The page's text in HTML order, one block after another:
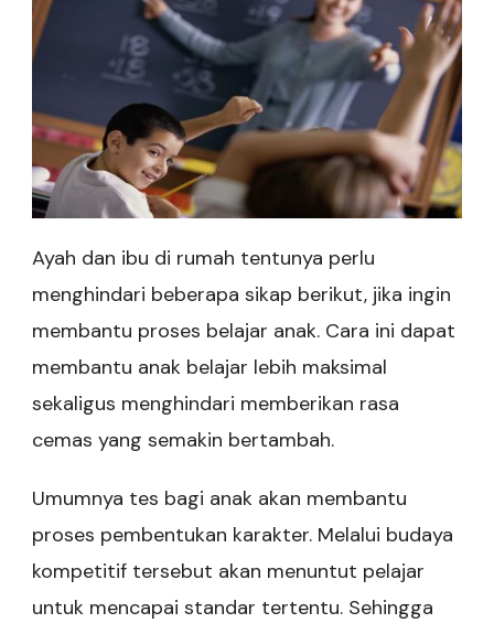
Ayah dan ibu di rumah tentunya perlu
menghindari beberapa sikap berikut, jika ingin
membantu proses belajar anak. Cara ini dapat
membantu anak belajar lebih maksimal
sekaligus menghindari memberikan rasa
cemas yang semakin bertambah.
Umumnya tes bagi anak akan membantu
proses pembentukan karakter. Melalui budaya
kompetitif tersebut akan menuntut pelajar
untuk mencapai standar tertentu. Sehingga